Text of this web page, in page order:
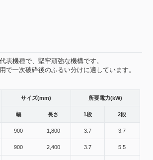
表機種で、堅牢頑強な機構です。
で一次破砕後のふるい分けに適しています。
サイズ(mm) 所要電力(kW)
幅 長さ 1段 2段
900 1,800 3.7 3.7
900 2,400 3.7 5.5